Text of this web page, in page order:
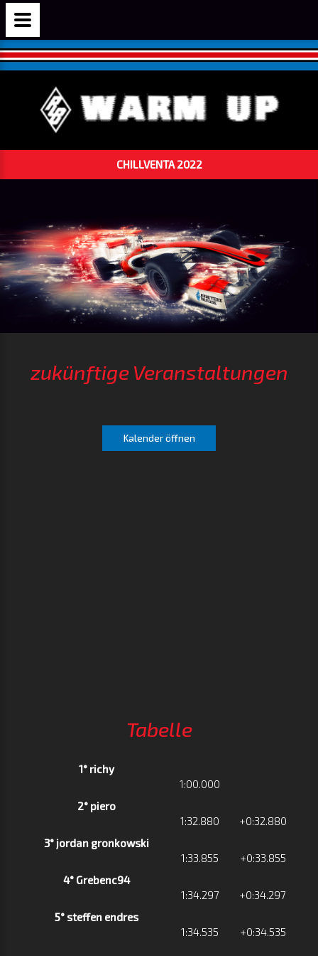
CHILLVENTA 2022
zukünftige Veranstaltungen
Kalender öffnen
Tabelle
1° richy
1:00.000
2° piero
1:32.880
+0:32.880
3° jordan gronkowski
1:33.855
+0:33.855
4° Grebenc94
1:34.297
+0:34.297
5° steffen endres
1:34.535
+0:34.535